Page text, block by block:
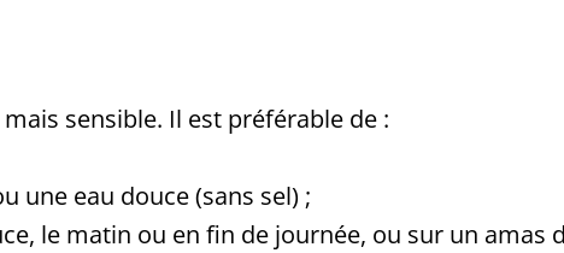
sensible. Il est préférable de :
une eau douce (sans sel) ;
le matin ou en fin de journée, ou sur un amas